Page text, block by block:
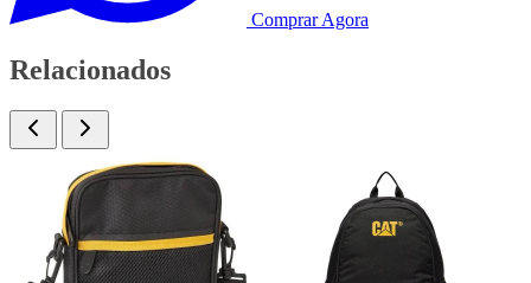
Comprar Agora
Relacionados